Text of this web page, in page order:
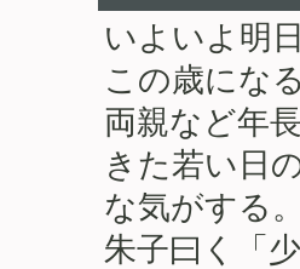
いよいよ明
この歳にな
両親など年
きた若い日
な気がする。
朱子曰く「